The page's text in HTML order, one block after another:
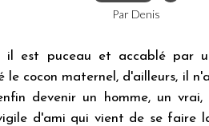
Par Denis
est puceau et accablé par
cocon maternel, d'ailleurs, il
devenir un homme, un
d'ami qui vient de se faire